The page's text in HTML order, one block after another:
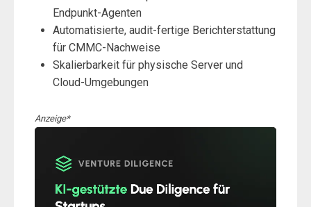
Endpunkt-Agenten
Automatisierte, audit-fertige Berichterstattung
für CMMC-Nachweise
Skalierbarkeit für physische Server und
Cloud-Umgebungen
Anzeige*